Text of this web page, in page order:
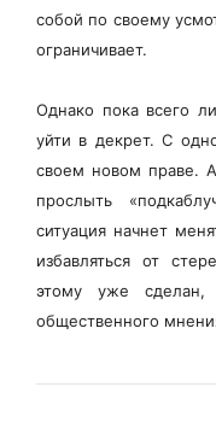
собой по своему
ограничивает.
Однако пока всего
уйти в декрет. С
своем новом праве.
прослыть
ситуация начнет
избавляться от
этому уже сделан,
общественного